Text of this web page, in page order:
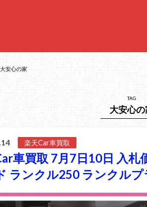
安心の家
TAG
大安心の
楽天Car車買取
車買取 7月7日10日 入
ランクル250 ランクル